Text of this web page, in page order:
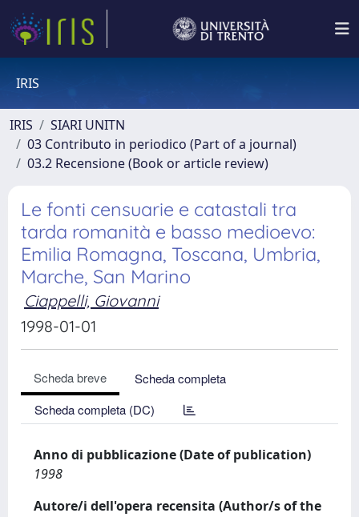
IRIS
IRIS
SIARI UNITN
03 Contributo in periodico (Part of a journal)
03.2 Recensione (Book or article review)
Le fonti censuarie e catastali tra
tarda romanità e basso medioevo:
Emilia Romagna, Toscana, Umbria,
Marche, San Marino
Ciappelli, Giovanni
1998-01-01
Scheda breve
Scheda completa
Scheda completa (DC)
Anno di pubblicazione (Date of publication)
1998
Autore/i dell'opera recensita (Author/s of the